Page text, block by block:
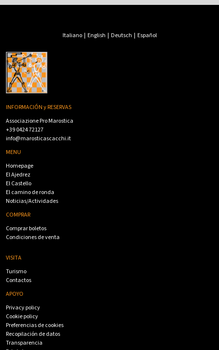
Italiano| English | Deutsch | Español
INFORMACIÓN y RESERVAS
Associazione Pro Marostica
+39 0424 72127
info@marosticascacchi.it
MENU
Homepage
El Ajedrez
El Castello
El camino de ronda
Noticias/Actividades
COMPRAR
Comprar boletos
Condiciones de venta
VISITA
Turismo
Contactos
APOYO
Privacy policy
Cookie policy
Preferencias de cookies
Recopilación de datos
Transparencia